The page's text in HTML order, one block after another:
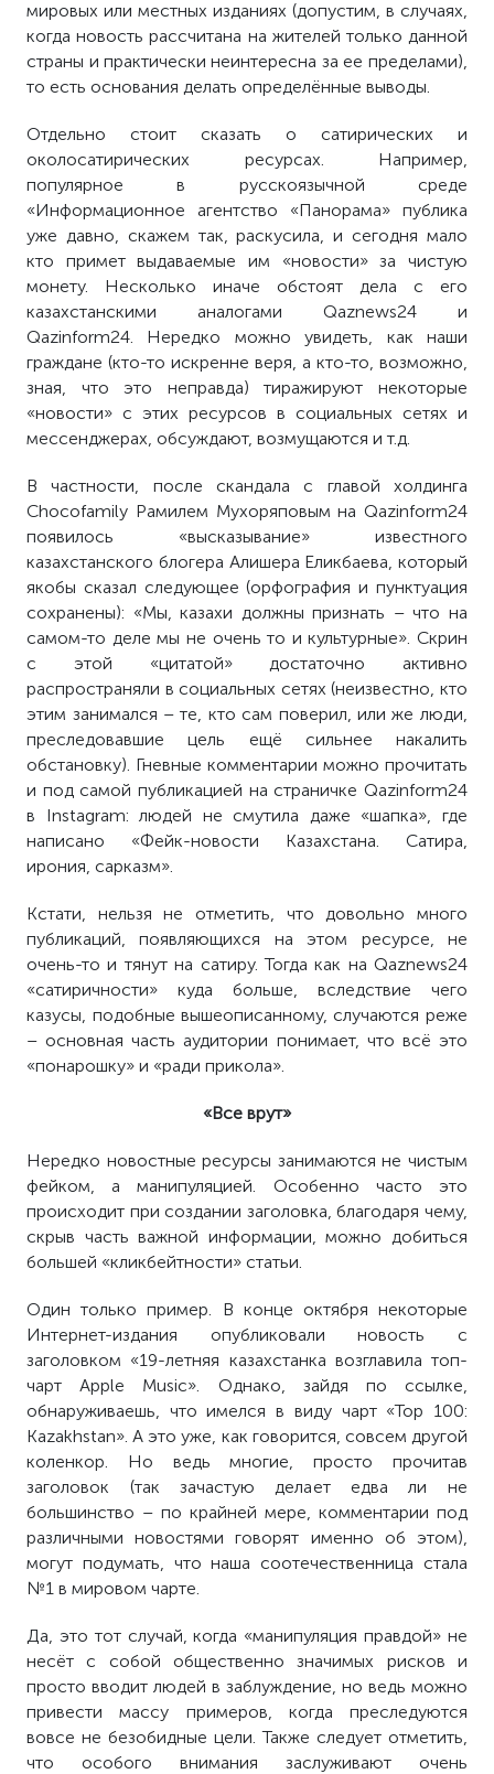
мировых или местных изданиях (допустим, в случаях,
когда новость рассчитана на жителей только данной
страны и практически неинтересна за ее пределами),
то есть основания делать определённые выводы.
Отдельно стоит сказать о сатирических и
околосатирических ресурсах. Например,
популярное в русскоязычной среде
«Информационное агентство «Панорама» публика
уже давно, скажем так, раскусила, и сегодня мало
кто примет выдаваемые им «новости» за чистую
монету. Несколько иначе обстоят дела с его
казахстанскими аналогами Qaznews24 и
Qazinform24. Нередко можно увидеть, как наши
граждане (кто-то искренне веря, а кто-то, возможно,
зная, что это неправда) тиражируют некоторые
«новости» с этих ресурсов в социальных сетях и
мессенджерах, обсуждают, возмущаются и т.д.
В частности, после скандала с главой холдинга
Chocofamily Рамилем Мухоряповым на Qazinform24
появилось «высказывание» известного
казахстанского блогера Алишера Еликбаева, который
якобы сказал следующее (орфография и пунктуация
сохранены): «Мы, казахи должны признать – что на
самом-то деле мы не очень то и культурные». Скрин
с этой «цитатой» достаточно активно
распространяли в социальных сетях (неизвестно, кто
этим занимался – те, кто сам поверил, или же люди,
преследовавшие цель ещё сильнее накалить
обстановку). Гневные комментарии можно прочитать
и под самой публикацией на страничке Qazinform24
в Instagram: людей не смутила даже «шапка», где
написано «Фейк-новости Казахстана. Сатира,
ирония, сарказм».
Кстати, нельзя не отметить, что довольно много
публикаций, появляющихся на этом ресурсе, не
очень-то и тянут на сатиру. Тогда как на Qaznews24
«сатиричности» куда больше, вследствие чего
казусы, подобные вышеописанному, случаются реже
– основная часть аудитории понимает, что всё это
«понарошку» и «ради прикола».
«Все врут»
Нередко новостные ресурсы занимаются не чистым
фейком, а манипуляцией. Особенно часто это
происходит при создании заголовка, благодаря чему,
скрыв часть важной информации, можно добиться
большей «кликбейтности» статьи.
Один только пример. В конце октября некоторые
Интернет-издания опубликовали новость с
заголовком «19-летняя казахстанка возглавила топ-
чартApple Music». Однако, зайдя по ссылке,
обнаруживаешь, что имелся в виду чарт «Top 100:
Kazakhstan». А это уже, как говорится, совсем другой
коленкор. Но ведь многие, просто прочитав
заголовок (так зачастую делает едва ли не
большинство – по крайней мере, комментарии под
различными новостями говорят именно об этом),
могут подумать, что наша соотечественница стала
№1 в мировом чарте.
Да, это тот случай, когда «манипуляция правдой» не
несёт с собой общественно значимых рисков и
просто вводит людей в заблуждение, но ведь можно
привести массу примеров, когда преследуются
вовсе не безобидные цели. Также следует отметить,
что особого внимания заслуживают очень